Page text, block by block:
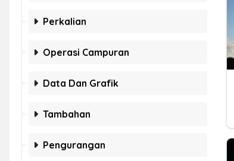
Perkalian
Operasi Campuran
Data Dan Grafik
Tambahan
Pengurangan